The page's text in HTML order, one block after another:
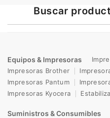
Buscar
Equipos & Impresoras
Impresoras Brother
Impresoras Pantum
Impresoras Kyocera
Suministros & Consumibles